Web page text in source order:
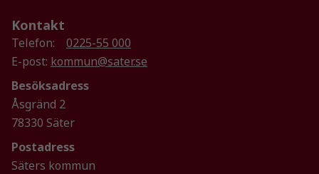
Kontakt
Telefon:
0225-55 000
E-post: kommun@sater.se
Besöksadress
Åsgränd 2
78330 Säter
Postadress
Säters kommun